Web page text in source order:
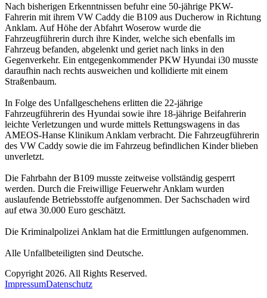
Nach bisherigen Erkenntnissen befuhr eine 50-jährige PKW-
Fahrerin mit ihrem VW Caddy die B109 aus Ducherow in Richtung
Anklam. Auf Höhe der Abfahrt Woserow wurde die
Fahrzeugführerin durch ihre Kinder, welche sich ebenfalls im
Fahrzeug befanden, abgelenkt und geriet nach links in den
Gegenverkehr. Ein entgegenkommender PKW Hyundai i30 musste
daraufhin nach rechts ausweichen und kollidierte mit einem
Straßenbaum.
In Folge des Unfallgeschehens erlitten die 22-jährige
Fahrzeugführerin des Hyundai sowie ihre 18-jährige Beifahrerin
leichte Verletzungen und wurde mittels Rettungswagens in das
AMEOS-Hanse Klinikum Anklam verbracht. Die Fahrzeugführerin
des VW Caddy sowie die im Fahrzeug befindlichen Kinder blieben
unverletzt.
Die Fahrbahn der B109 musste zeitweise vollständig gesperrt
werden. Durch die Freiwillige Feuerwehr Anklam wurden
auslaufende Betriebsstoffe aufgenommen. Der Sachschaden wird
auf etwa 30.000 Euro geschätzt.
Die Kriminalpolizei Anklam hat die Ermittlungen aufgenommen.
Alle Unfallbeteiligten sind Deutsche.
Copyright 2026. All Rights Reserved.
ImpressumDatenschutz